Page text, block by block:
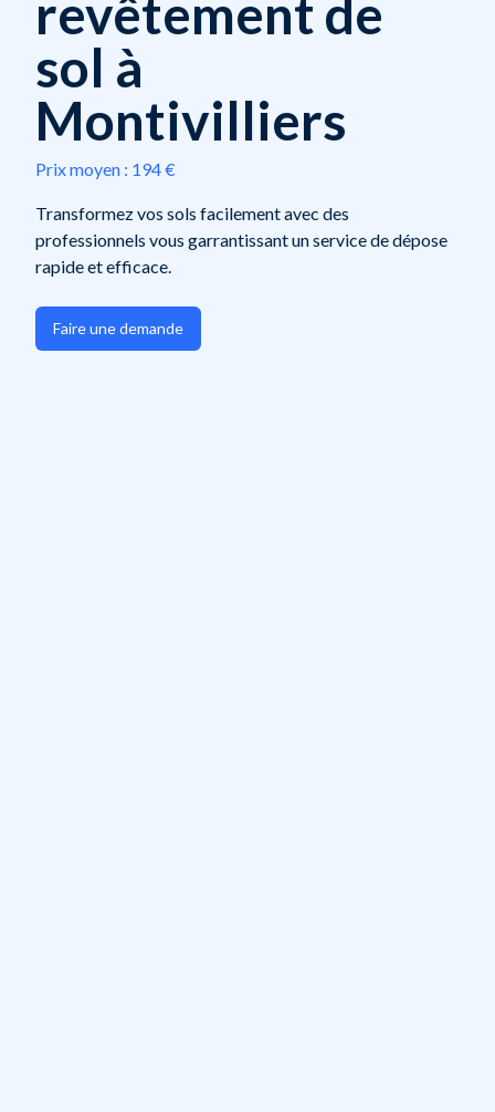
revêtement de
sol à
Montivilliers
Prix moyen : 194 €
Transformez vos sols facilement avec des
professionnels vous garrantissant un service de dépose
rapide et efficace.
Faire une demande